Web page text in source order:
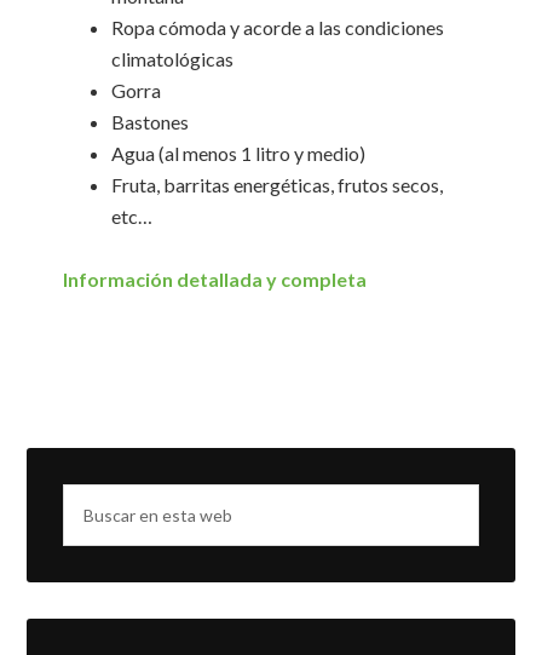
Ropa cómoda y acorde a las condiciones
climatológicas
Gorra
Bastones
Agua (al menos 1 litro y medio)
Fruta, barritas energéticas, frutos secos,
etc…
Información detallada y completa